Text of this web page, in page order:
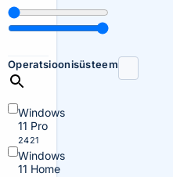
Operatsioonisüsteem
Windows
11 Pro
2421
Windows
11 Home